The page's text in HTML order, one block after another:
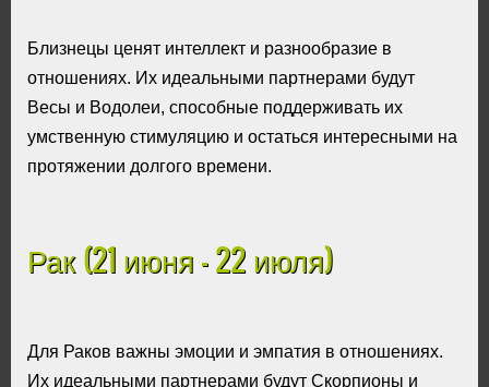
Близнецы ценят интеллект и разнообразие в
отношениях. Их идеальными партнерами будут
Весы и Водолеи, способные поддерживать их
умственную стимуляцию и остаться интересными на
протяжении долгого времени.
Рак (21 июня - 22 июля)
Для Раков важны эмоции и эмпатия в отношениях.
Их идеальными партнерами будут Скорпионы и